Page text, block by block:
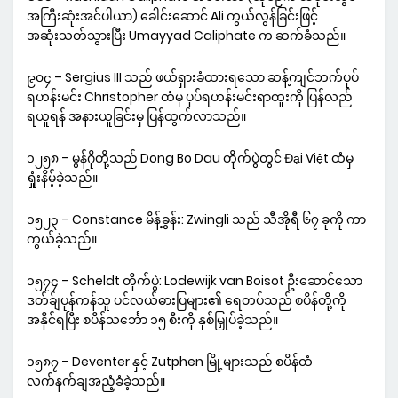
အကြီးဆုံးအင်ပါယာ) ခေါင်းဆောင် Ali ကွယ်လွန်ခြင်းဖြင့်
အဆုံးသတ်သွားပြီး Umayyad Caliphate က ဆက်ခံသည်။
၉၀၄ – Sergius III သည် ဖယ်ရှားခံထားရသော ဆန့်ကျင်ဘက်ပုပ်
ရဟန်းမင်း Christopher ထံမှ ပုပ်ရဟန်းမင်းရာထူးကို ပြန်လည်
ရယူရန် အနားယူခြင်းမှ ပြန်ထွက်လာသည်။
၁၂၅၈ – မွန်ဂိုတို့သည် Dong Bo Dau တိုက်ပွဲတွင် Đại Việt ထံမှ
ရှုံးနိမ့်ခဲ့သည်။
၁၅၂၃ – Constance မိန့်ခွန်း: Zwingli သည် သီအိုရီ ၆၇ ခုကို ကာ
ကွယ်ခဲ့သည်။
၁၅၇၄ – Scheldt တိုက်ပွဲ: Lodewijk van Boisot ဦးဆောင်သော
ဒတ်ခ်ျပုန်ကန်သူ ပင်လယ်ဓားပြများ၏ ရေတပ်သည် စပိန်တို့ကို
အနိုင်ရပြီး စပိန်သင်္ဘော ၁၅ စီးကို နှစ်မြှုပ်ခဲ့သည်။
၁၅၈၇ – Deventer နှင့် Zutphen မြို့များသည် စပိန်ထံ
လက်နက်ချအညံ့ခံခဲ့သည်။